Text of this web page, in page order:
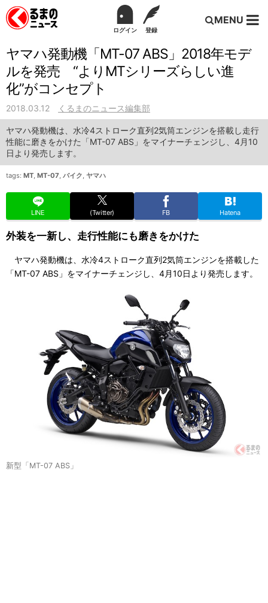
ログイン 登録
MENU
ヤマハ発動機「MT-07 ABS」2018年モデ
ルを発売 “よりMTシリーズらしい進
化”がコンセプト
2018.03.12 くるまのニュース編集部
ヤマハ発動機は、水冷4ストローク直列2気筒エンジンを搭載し走行
性能に磨きをかけた「MT-07 ABS」をマイナーチェンジし、4月10
日より発売します。
tags: MT, MT-07, バイク, ヤマハ
LINE (Twitter) FB Hatena
外装を一新し、走行性能にも磨きをかけた
ヤマハ発動機は、水冷4ストローク直列2気筒エンジンを搭載した
「MT-07 ABS」をマイナーチェンジし、4月10日より発売します。
新型「MT-07 ABS」